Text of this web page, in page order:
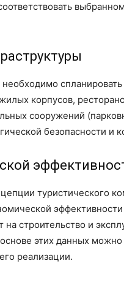
корпусов,
сооружений
безопасности и
туристического
на строительство и
этих данных
реализации.